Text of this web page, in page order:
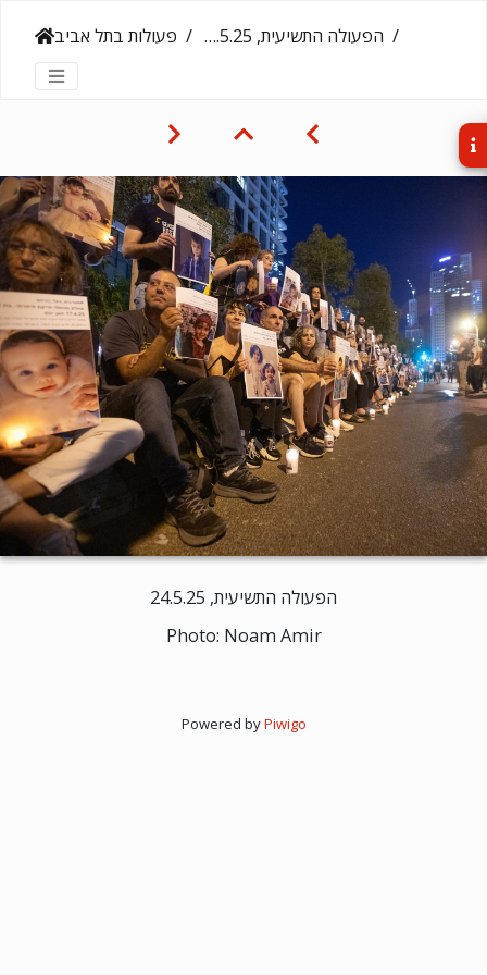
פעולות בתל אביב הפעולה התשיעית, 24.5.25
הפעולה התשיעית, 24.5.25
Photo: Noam Amir
Powered byPiwigo